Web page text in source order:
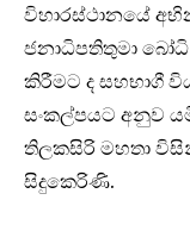
විහාරස්ථානයේ
ජනාධිපතිතුමා බෝධි
කිරීමට ද සහභාගී
සංකල්පයට අනුව
තිලකසිරි මහතා
සිදුකෙරිණි.